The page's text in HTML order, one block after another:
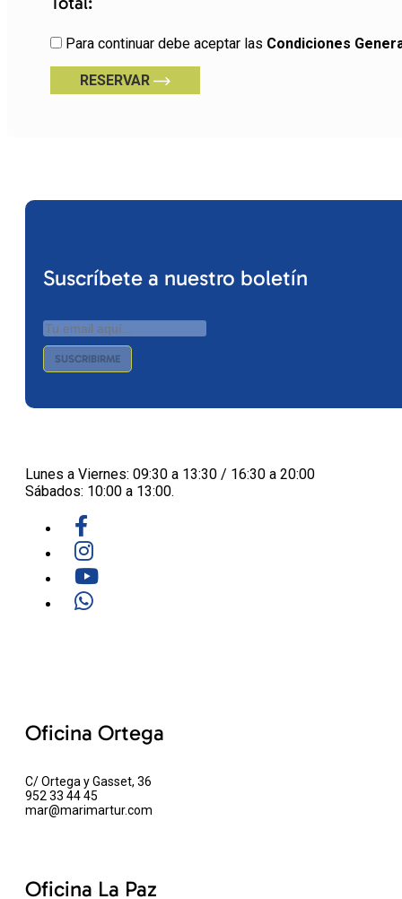
Para continuar debe aceptar las Condiciones
RESERVAR
Suscríbete a nuestro boletín
SUSCRIBIRME
Lunes a Viernes: 09:30 a 13:30 / 16:30 a 20:00
Sábados: 10:00 a 13:00.
Oficina Ortega
C/ Ortega y Gasset, 36
952 33 44 45
mar@marimartur.com
Oficina La Paz